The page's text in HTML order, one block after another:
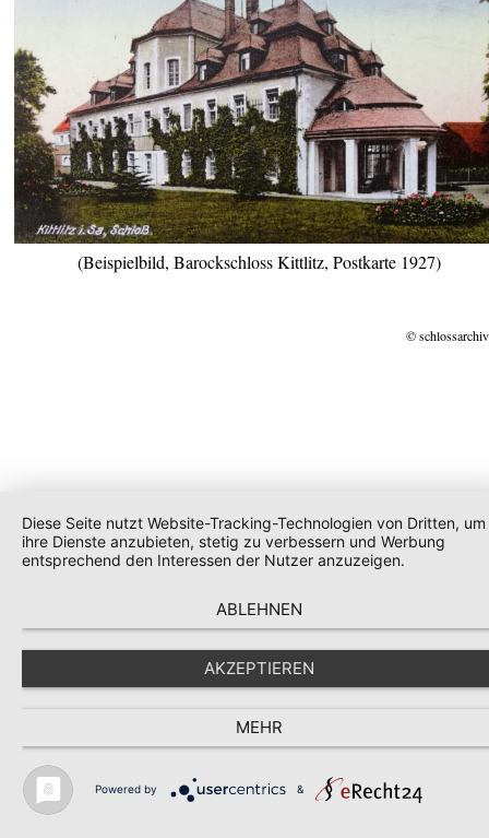
(Beispielbild, Barockschloss Kittlitz, Postkarte 1927)
©
Diese Seite nutzt Website-Tracking-Technologien von Dritten, um
ihre Dienste anzubieten, stetig zu verbessern und Werbung
entsprechend den Interessen der Nutzer anzuzeigen.
ABLEHNEN
AKZEPTIEREN
MEHR
Powered by &